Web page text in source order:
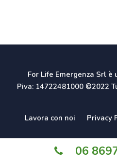
For Life Emergenza Srl è
Piva: 14722481000 ©2022
Lavora con noi Privacy